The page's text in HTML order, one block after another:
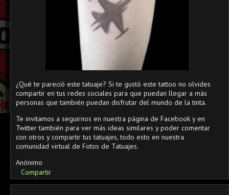
¿Qué te pareció este tatuaje? Si te gustó este tattoo no olvides
compartir en tus redes sociales para que puedan llegar a más
personas que también puedan disfrutar del mundo de la tinta.
Te invitamos a seguirnos en nuestra página de Facebook y en
Twitter también para ver más ideas similares y poder comentar
con otros y compartir tus tatuajes, todo esto en nuestra
comunidad virtual de Fotos de Tatuajes.
Anónimo
Compartir